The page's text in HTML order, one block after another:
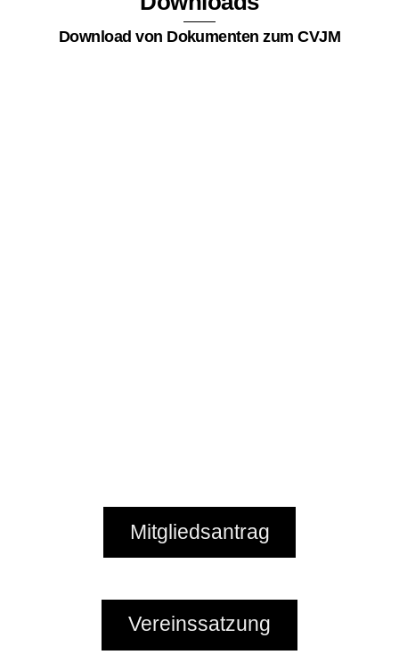
Download von Dokumenten zum CVJM
Mitgliedsantrag
Vereinssatzung